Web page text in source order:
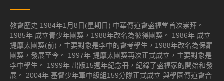
教會歷史 1984年1月8日(星期日) 中華傳道會盛福堂首次崇拜。
1985年 成立青少年團契，1988年改名為彼得團契。 1986年 成立
提摩太團契(前)，主要對象是李中的會考學生，1988年改名為保羅
團契，發展至今。 1997年 提摩太團契再次正式成立，主要對象是
李中學生。 1999年 出版15週年紀念冊，紀錄了盛福家的開始和發
展。 2004年 基督少年軍中級組159分隊正式成立 與學園傳道會合